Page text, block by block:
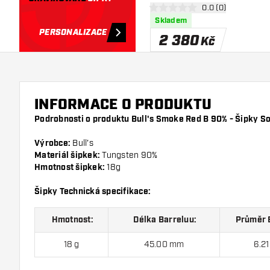
PERSONALIZACE
otevřít panel
0 hodnoticí hvězdičky
0.0 (0)
Skladem
2 380Kč
INFORMACE O PRODUKTU
Podrobnosti o produktu Bull's Smoke Red B 90% - Šipky
Výrobce: Bull's
Materiál šipkek: Tungsten 90%
Hmotnost šipkek: 18g
Šipky Technická specifikace:
Hmotnost: Délka Barreluu: Průměr
18 g 45.00 mm